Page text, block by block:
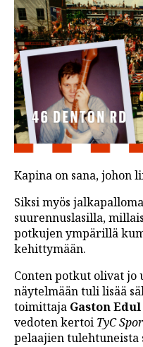
Kapina on sana, johon
Siksi myös
suurennuslasilla,
potkujen ympärillä
kehittymään.
Conten potkut olivat jo
näytelmään tuli lisää
toimittaja Gaston Edul
vedoten kertoi TyC
pelaajien tulehtuneista